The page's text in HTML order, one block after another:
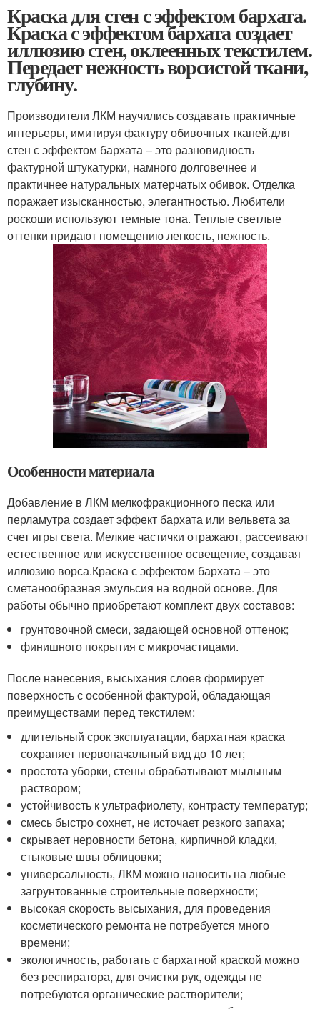
Краска для стен с эффектом бархата.
Краска с эффектом бархата создает
иллюзию стен, оклеенных текстилем.
Передает нежность ворсистой ткани,
глубину.
Производители ЛКМ научились создавать практичные
интерьеры, имитируя фактуру обивочных тканей.для
стен с эффектом бархата – это разновидность
фактурной штукатурки, намного долговечнее и
практичнее натуральных матерчатых обивок. Отделка
поражает изысканностью, элегантностью. Любители
роскоши используют темные тона. Теплые светлые
оттенки придают помещению легкость, нежность.
Особенности материала
Добавление в ЛКМ мелкофракционного песка или
перламутра создает эффект бархата или вельвета за
счет игры света. Мелкие частички отражают, рассеивают
естественное или искусственное освещение, создавая
иллюзию ворса.Краска с эффектом бархата – это
сметанообразная эмульсия на водной основе. Для
работы обычно приобретают комплект двух составов:
грунтовочной смеси, задающей основной оттенок;
финишного покрытия с микрочастицами.
После нанесения, высыхания слоев формирует
поверхность с особенной фактурой, обладающая
преимуществами перед текстилем:
длительный срок эксплуатации, бархатная краска
сохраняет первоначальный вид до 10 лет;
простота уборки, стены обрабатывают мыльным
раствором;
устойчивость к ультрафиолету, контрасту температур;
смесь быстро сохнет, не источает резкого запаха;
скрывает неровности бетона, кирпичной кладки,
стыковые швы облицовки;
универсальность, ЛКМ можно наносить на любые
загрунтованные строительные поверхности;
высокая скорость высыхания, для проведения
косметического ремонта не потребуется много
времени;
экологичность, работать с бархатной краской можно
без респиратора, для очистки рук, одежды не
потребуются органические растворители;